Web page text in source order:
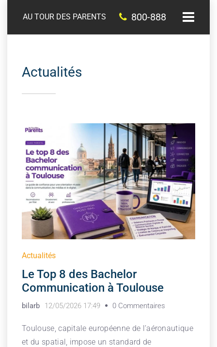
AU TOUR DES PARENTS 800-888
Actualités
Actualités
Le Top 8 des Bachelor
Communication à Toulouse
bilarb 12/05/2026 17:49 0 Commentaires
Toulouse, capitale européenne de l’aéronautique
et du spatial, impose un standard de